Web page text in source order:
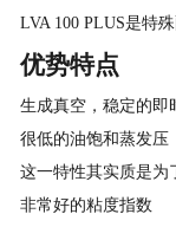
LVA 100 PLUS是特
优势特点
生成真空，稳定的即
很低的油饱和蒸发压
这一特性其实质是为
非常好的粘度指数